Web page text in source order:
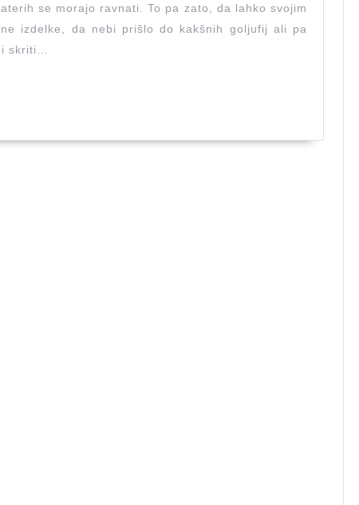
se morajo ravnati. To pa zato, da lahko svojim
izdelke, da nebi prišlo do kakšnih goljufij ali pa
skriti…